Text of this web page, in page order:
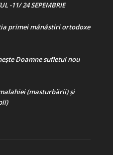
-11/ 24 SEPEMBRIE
primei mănăstiri ortodoxe
Doamne sufletul nou
(masturbării) şi